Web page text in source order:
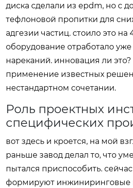
диска сделали из epdm, но с
тефлоновой пропитки для
адгезии частиц. стоило это на
оборудование отработало уже
нареканий. инновация ли
применение известных
нестандартном сочетании.
Роль проектных
специфических
вот здесь и кроется, на мой
раньше завод делал то, что
пытался приспособить.
формируют инжиниринговые